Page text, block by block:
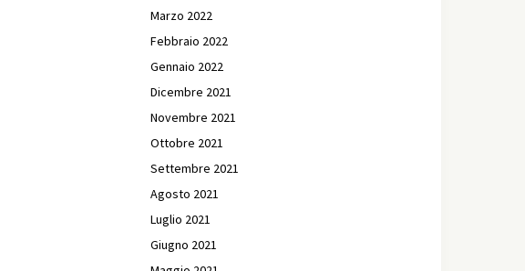
Marzo 2022
Febbraio 2022
Gennaio 2022
Dicembre 2021
Novembre 2021
Ottobre 2021
Settembre 2021
Agosto 2021
Luglio 2021
Giugno 2021